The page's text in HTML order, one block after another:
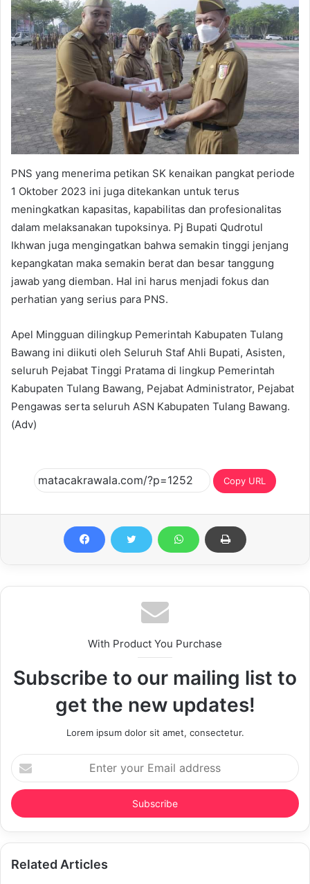
PNS yang menerima petikan SK kenaikan pangkat periode
1 Oktober 2023 ini juga ditekankan untuk terus
meningkatkan kapasitas, kapabilitas dan profesionalitas
dalam melaksanakan tupoksinya. Pj Bupati Qudrotul
Ikhwan juga mengingatkan bahwa semakin tinggi jenjang
kepangkatan maka semakin berat dan besar tanggung
jawab yang diemban. Hal ini harus menjadi fokus dan
perhatian yang serius para PNS.
Apel Mingguan dilingkup Pemerintah Kabupaten Tulang
Bawang ini diikuti oleh Seluruh Staf Ahli Bupati, Asisten,
seluruh Pejabat Tinggi Pratama di lingkup Pemerintah
Kabupaten Tulang Bawang, Pejabat Administrator, Pejabat
Pengawas serta seluruh ASN Kabupaten Tulang Bawang.
(Adv)
Copy URL
With Product You Purchase
Subscribe to our mailing list to
get the new updates!
Lorem ipsum dolor sit amet, consectetur.
Enter
your
Email
address
Related Articles